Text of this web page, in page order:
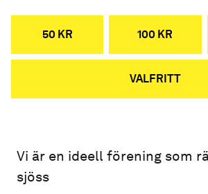
50 KR 100 KR
VALFRITT
Vi är en ideell förening som
sjöss